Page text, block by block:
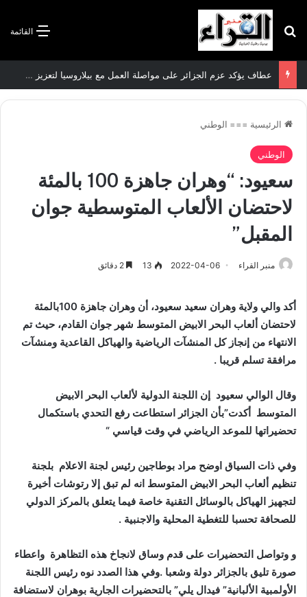
القائمة بحث عن
عطاف يؤكد عزم الجزائر على مواصلة العمل مع بيلاروسيا لتعزيز العلاقات الثنائية
الرئيسية === الوطني
الوطني
سعيود: “وهران جاهزة 100 بالمئة
لاحتضان الألعاب المتوسطية جوان
المقبل”
منبر القراء 2022-04-06
13
أكد والي ولاية وهران سعيد سعيود، أن وهران جاهزة 100بالمئة
لاحتضان ألعاب البحر الابيض المتوسط شهر جوان القادم، حيث تم
الانتهاء من إنجاز كل المنشآت الرياضية والهياكل القاعدية ومنشآت
مرافقة تسلم قريبا .
وقال الوالي سعيود إن اللجنة الدولية لألعاب البحر الابيض
المتوسط أكدت”بأن الجزائر استطاعت رفع التحدي باستكمال
تحضيراتها للموعد الرياضي في وقت قياسي “
وفي ذات السياق اوضح مراد بوطاجين رئيس لجنة الاعلام بلجنة
تنظيم ألعاب البحر الابيض المتوسط انه لم تبق إلا رتوشات أخيرة
لتجهيز الهياكل بالوسائل التقنية خاصة فيما يتعلق بالمركز الدولي
للصحافة تحسبا للتغطية المحلية والاجنبية .
و وتواصل التحضيرات على قدم وساق لانجاخ هذه التظاهرة واعطاء
صورة تليق بالجزائر دولة وشعبا .وفي هذا الصدد نوه رئيس اللجنة
الأولمبية الألبانية” فيدال يلي” بالتحضيرات الجارية بوهران لاستضافة